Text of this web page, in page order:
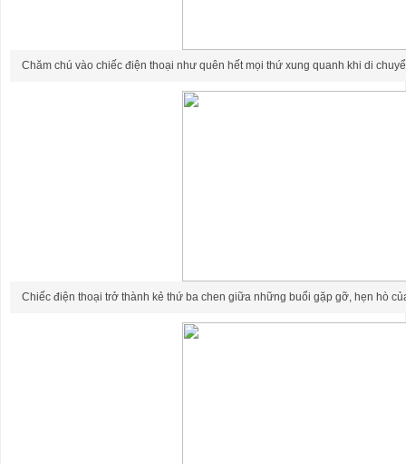
Chăm chú vào chiếc điện thoại như quên hết mọi thứ xung quanh khi di
Chiếc điện thoại trở thành kẻ thứ ba chen giữa những buổi gặp gỡ, hẹn hò